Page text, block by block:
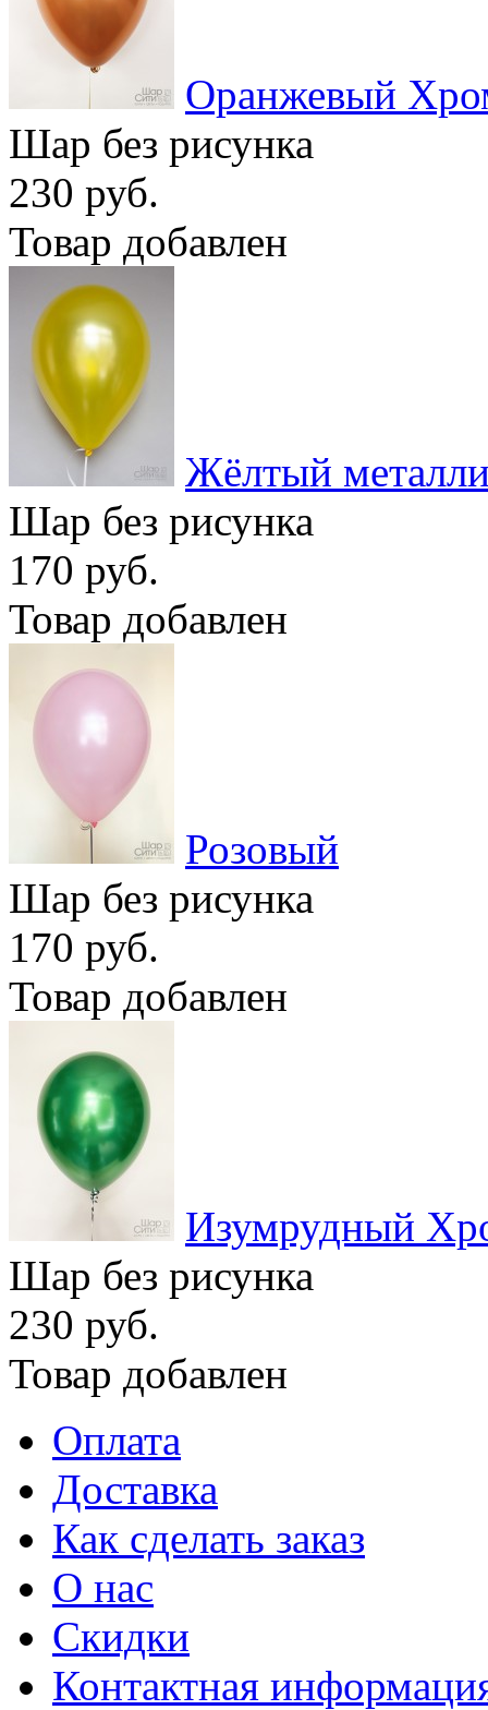
Оранжевый
Шар без рисунка
230 руб.
Товар добавлен
Жёлтый
Шар без рисунка
170 руб.
Товар добавлен
Розовый
Шар без рисунка
170 руб.
Товар добавлен
Изумрудный
Шар без рисунка
230 руб.
Товар добавлен
Оплата
Доставка
Как сделать заказ
О нас
Скидки
Контактная